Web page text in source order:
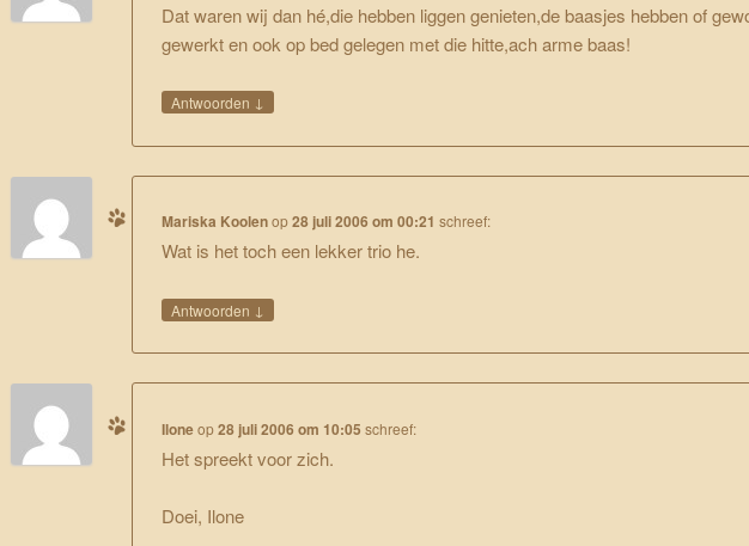
Dat waren wij dan hé,die hebben liggen genieten,de baasjes hebben of
gewerkt en ook op bed gelegen met die hitte,ach arme baas!
Antwoorden ↓
Mariska Koolenop28 juli 2006 om 00:21 schreef:
Wat is het toch een lekker trio he.
Antwoorden ↓
Iloneop28 juli 2006 om 10:05 schreef:
Het spreekt voor zich.
Doei, Ilone